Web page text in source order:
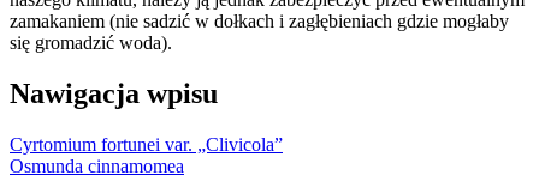
zamakaniem (nie sadzić w dołkach i zagłębieniach gdzie mogłaby
się gromadzić woda).
Nawigacja wpisu
Cyrtomium fortunei var. „Clivicola”
Osmunda cinnamomea